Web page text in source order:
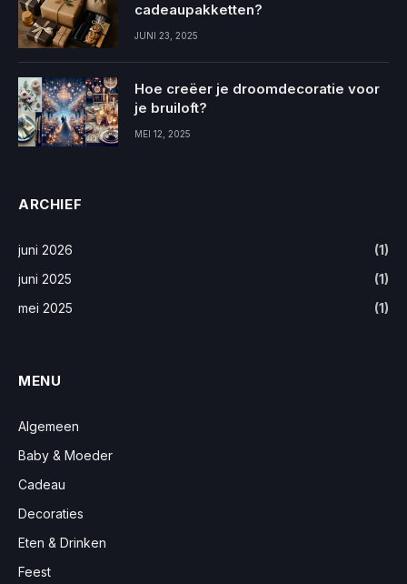
cadeaupakketten?
JUNI 23, 2025
Hoe creëer je droomdecoratie voor
je bruiloft?
MEI 12, 2025
ARCHIEF
juni 2026
(1)
juni 2025
(1)
mei 2025
(1)
MENU
Algemeen
Baby & Moeder
Cadeau
Decoraties
Eten & Drinken
Feest